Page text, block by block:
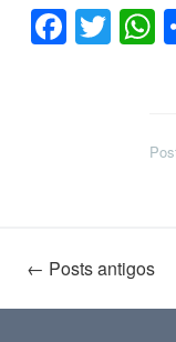
← Posts antigos